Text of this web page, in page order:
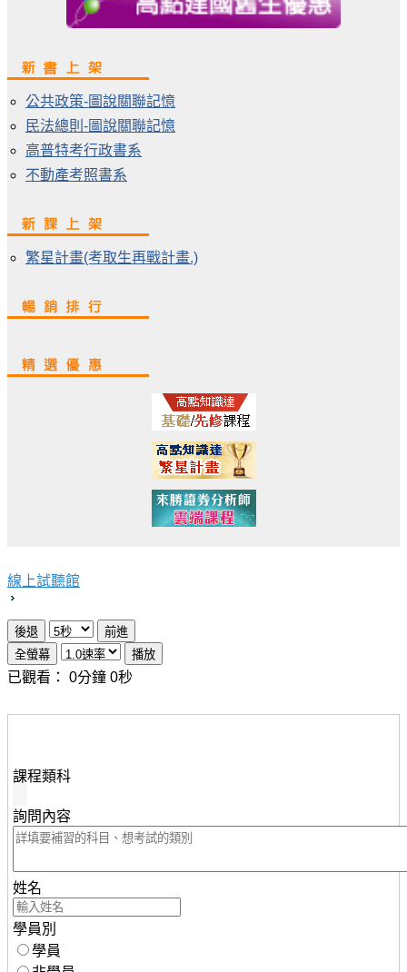
公共政策-圖說關聯記憶
民法總則-圖說關聯記憶
高普特考行政書系
不動產考照書系
繁星計畫(考取生再戰計畫.)
線上試聽館
已觀看： 0分鐘 0秒
課程類科
詢問內容
姓名
學員別
學員